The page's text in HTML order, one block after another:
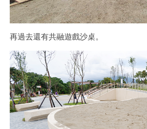
再過去還有共融遊戲沙桌。